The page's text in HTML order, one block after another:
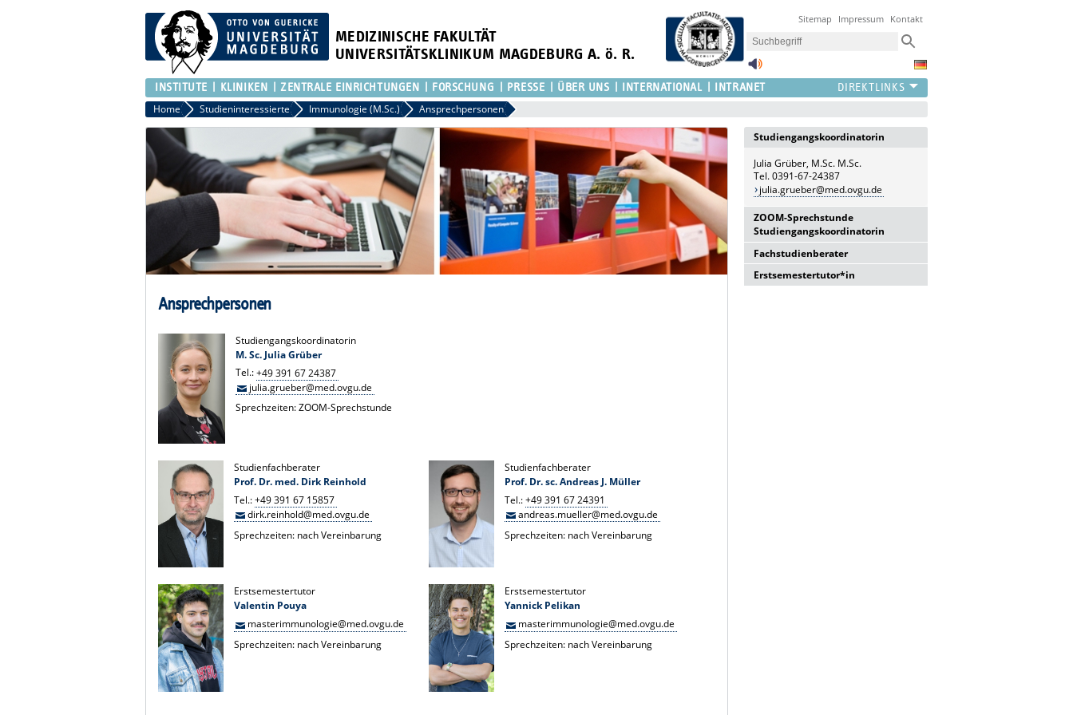
MEDIZINISCHE FAKULTÄT
UNIVERSITÄTSKLINIKUM MAGDEBURG A. ö. R.
Sitemap Impressum Kontakt
INSTITUTE KLINIKEN ZENTRALE EINRICHTUNGEN FORSCHUNG PRESSE ÜBER UNS INTERNATIONAL INTRANET
Home Studieninteressierte Immunologie (M.Sc.) Ansprechpersonen
Ansprechpersonen
Studiengangskoordinatorin
M. Sc. Julia Grüber
Tel.:+49 391 67 24387
julia.grueber@med.ovgu.de
Sprechzeiten: ZOOM-Sprechstunde
Studienfachberater
Prof. Dr. med. Dirk Reinhold
Tel.:+49 391 67 15857
dirk.reinhold@med.ovgu.de
Sprechzeiten: nach Vereinbarung
Studienfachberater
Prof. Dr. sc. Andreas J. Müller
Tel.:+49 391 67 24391
andreas.mueller@med.ovgu.de
Sprechzeiten: nach Vereinbarung
Erstsemestertutor
Valentin Pouya
masterimmunologie@med.ovgu.de
Sprechzeiten: nach Vereinbarung
Erstsemestertutor
Yannick Pelikan
masterimmunologie@med.ovgu.de
Sprechzeiten: nach Vereinbarung
Fachstudienberater
Prof. Dr. med. Dirk Reinhold
Studiengangskoordinatorin
Julia Grüber, M.Sc. M.Sc.
Tel. 0391-67-24387
julia.grueber@med.ovgu.de
ZOOM-Sprechstunde
Studiengangskoordinatorin
Hier werden Ihre Fragen rund um
den Masterstudiengang
Immunologie von der
Erstsemestertutor*in